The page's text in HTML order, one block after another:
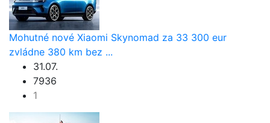
Mohutné nové Xiaomi Skynomad za 33 300 eur
zvládne 380 km bez ...
31.07.
7936
1